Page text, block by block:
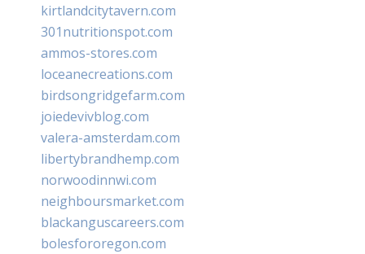
kirtlandcitytavern.com
301nutritionspot.com
ammos-stores.com
loceanecreations.com
birdsongridgefarm.com
joiedevivblog.com
valera-amsterdam.com
libertybrandhemp.com
norwoodinnwi.com
neighboursmarket.com
blackanguscareers.com
bolesfororegon.com